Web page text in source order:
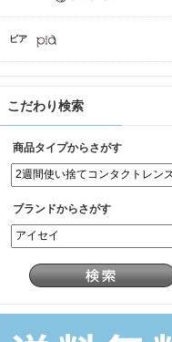
ピア
こだわり検索
商品タイプからさがす
ブランドからさがす